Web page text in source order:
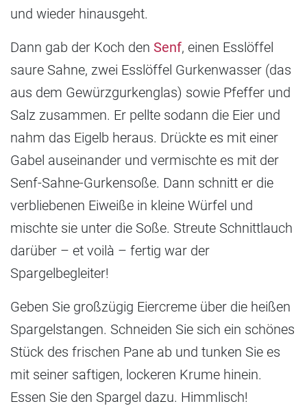
und wieder hinausgeht.
Dann gab der Koch den Senf, einen Esslöffel
saure Sahne, zwei Esslöffel Gurkenwasser (das
aus dem Gewürzgurkenglas) sowie Pfeffer und
Salz zusammen. Er pellte sodann die Eier und
nahm das Eigelb heraus. Drückte es mit einer
Gabel auseinander und vermischte es mit der
Senf-Sahne-Gurkensoße. Dann schnitt er die
verbliebenen Eiweiße in kleine Würfel und
mischte sie unter die Soße. Streute Schnittlauch
darüber – et voilà – fertig war der
Spargelbegleiter!
Geben Sie großzügig Eiercreme über die heißen
Spargelstangen. Schneiden Sie sich ein schönes
Stück des frischen Pane ab und tunken Sie es
mit seiner saftigen, lockeren Krume hinein.
Essen Sie den Spargel dazu. Himmlisch!